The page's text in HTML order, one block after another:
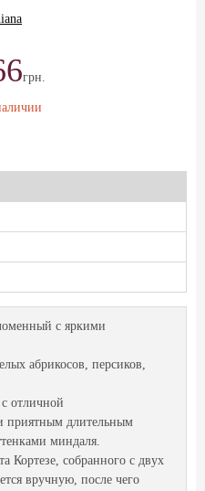
грн.
с яркими
абрикосов, персиков,
отличной
приятным длительным
миндаля.
Кортезе, собранного с двух
вручную, после чего